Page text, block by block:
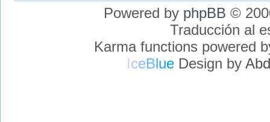
Powered by phpBB ©
Traducción al
Karma functions powered
IceBlueDesign by